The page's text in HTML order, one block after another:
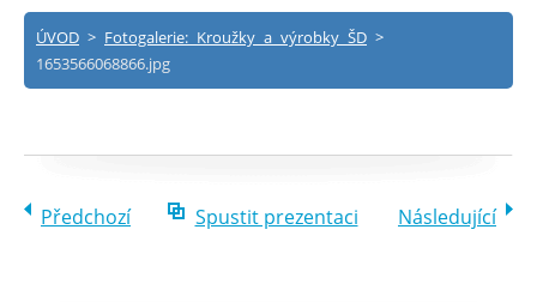
ÚVOD > Fotogalerie: Kroužky a výrobky ŠD >
1653566068866.jpg
Předchozí Spustit prezentaci Následující